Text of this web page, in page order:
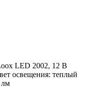
LED 2002, 12 В
освещения: теплый
лм